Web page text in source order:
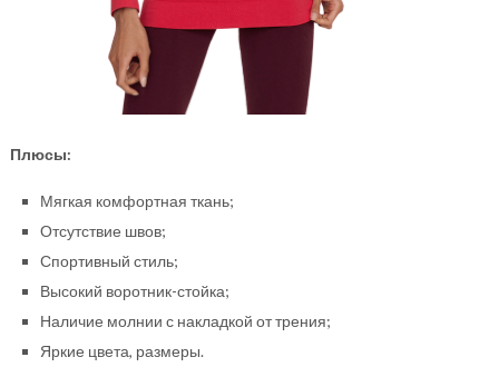
Плюсы:
Мягкая комфортная ткань;
Отсутствие швов;
Спортивный стиль;
Высокий воротник-стойка;
Наличие молнии с накладкой от трения;
Яркие цвета, размеры.